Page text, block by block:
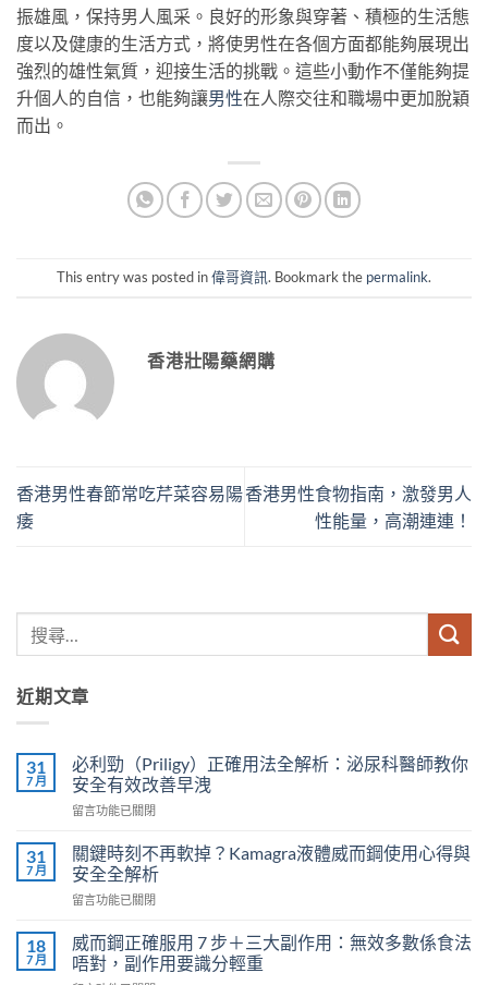
振雄風，保持男人風采。良好的形象與穿著、積極的生活態
度以及健康的生活方式，將使男性在各個方面都能夠展現出
強烈的雄性氣質，迎接生活的挑戰。這些小動作不僅能夠提
升個人的自信，也能夠讓男性在人際交往和職場中更加脫穎
而出。
This entry was posted in偉哥資訊. Bookmark the permalink.
香港壯陽藥網購
香港男性春節常吃芹菜容易陽
痿
香港男性食物指南，激發男人
性能量，高潮連連！
近期文章
31
7 月
必利勁（Priligy）正確用法全解析：泌尿科醫師教你
安全有效改善早洩
在
利
勁
（Priligy）
正
用
法
全
留言功能已關閉
31
7 月
關鍵時刻不再軟掉？Kamagra液體威而鋼使用心得與
安全全解析
在
鍵
時
刻
留言功能已關閉
18
7 月
威而鋼正確服用 7 步＋三大副作用：無效多數係食法
唔對，副作用要識分輕重